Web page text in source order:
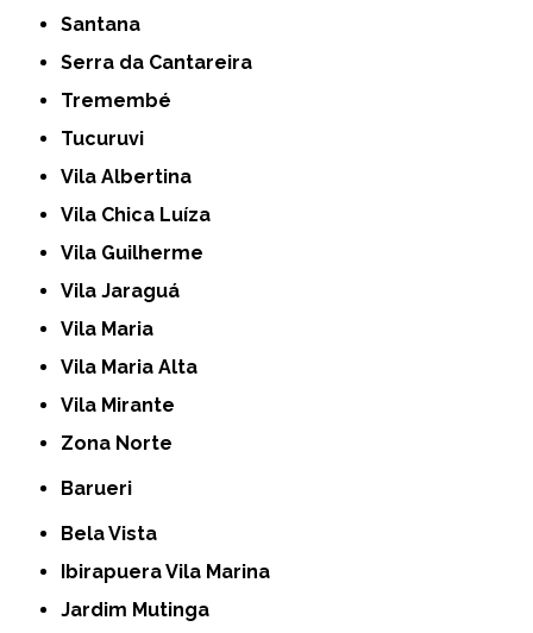
Santana
Serra da Cantareira
Tremembé
Tucuruvi
Vila Albertina
Vila Chica Luíza
Vila Guilherme
Vila Jaraguá
Vila Maria
Vila Maria Alta
Vila Mirante
Zona Norte
Barueri
Bela Vista
Ibirapuera Vila Marina
Jardim Mutinga